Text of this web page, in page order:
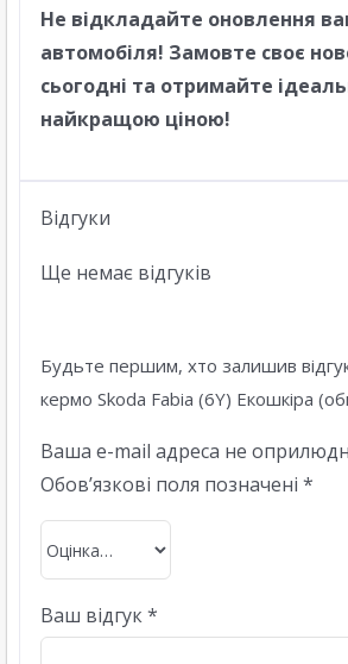
Не відкладайте оновлення
автомобіля! Замовте своє
сьогодні та отримайте
найкращою ціною!
Відгуки
Ще немає відгуків
Будьте першим, хто залишив
кермо Skoda Fabia (6Y) Екошкіра
Ваша e-mail адреса не
Обов’язкові поля позначені *
Ваш відгук*